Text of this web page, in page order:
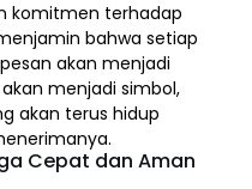
komitmen terhadap
bahwa setiap
akan menjadi
menjadi simbol,
akan terus hidup
Cepat dan Aman